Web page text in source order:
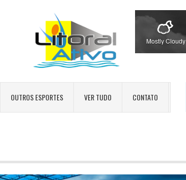
Mostly Cloudy
OUTROS ESPORTES VER TUDO CONTATO